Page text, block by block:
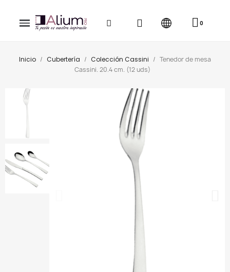
Inicio Cubertería Colección Cassini
Tenedor de mesa
Cassini. 20.4 cm. (12 uds)